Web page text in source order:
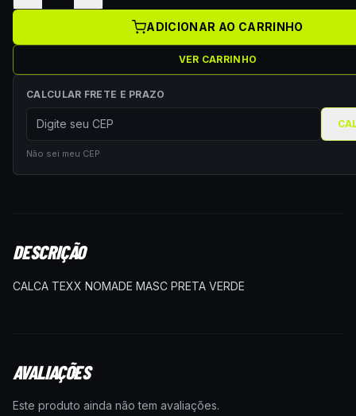
ADICIONAR AO CARRINHO
VER CARRINHO
CALCULAR FRETE E PRAZO
Não sei meu CEP
DESCRIÇÃO
CALCA TEXX NOMADE MASC PRETA VERDE
AVALIAÇÕES
Este produto ainda não tem avaliações.